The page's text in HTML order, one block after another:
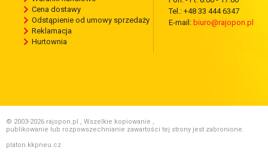
Cena dostawy
Odstąpienie od umowy sprzedaży
Reklamacja
Hurtownia
Tel.: +48 33 444 6347
E-mail: biuro@rajopon.pl
© 2003-2026 rajopon.pl , Wszelkie kopiowanie ,
publikowanie lub rozpowszechnianie zawartości tej strony jest zabronione.
platon.kkpneu.cz